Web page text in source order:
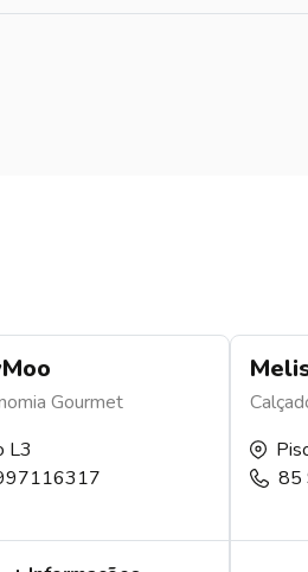
Gourmet
L3
85